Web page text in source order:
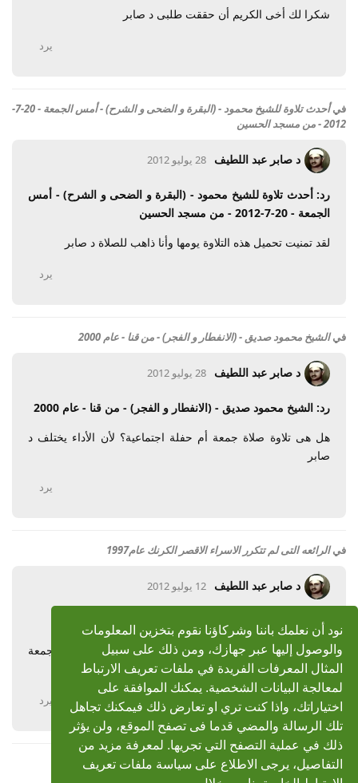
نود أن نعلمك باننا وشركاؤنا نقوم بتخزين المعلومات
والوصول إليها عبر جهازك، ومن ذلك على سبيل
المثال المعرفات الفريدة في ملفات تعريف الارتباط
لمعالجة البيانات الشخصية. يمكنك الموافقة على
اختياراتك، واذا كنت تري او تعارض ذلك فيمكنك تجاهل
تلك الرسالة والمضي قدما فى تصفح الموقع، ولن يؤثر
ذلك في عملية التصفح التي تجريها. لمعرفة مزيد من
التفاصيل، يرجى الاطلاع على سياسة ملفات تعريف
شكرا لك أخى الكريم أن حققت طلبى د صابر
يرد
في
أحدث تلاوة للشيخ محمود - (البقرة و الضحى و الشرح) - أمس الجمعة - 20-7-
2012 - من مسجد الحسين
د صابر عبد اللطيف 28 يوليو 2012
رد: أحدث تلاوة للشيخ محمود - (البقرة و الضحى و الشرح) - أمس
الجمعة - 20-7-2012 - من مسجد الحسين
لقد تمنيت تحميل هذه التلاوة يومها وأنا ذاهب للصلاة د صابر
يرد
فيالشيخ محمود صديق - (الانفطار و الفجر) - من قنا - عام 2000
د صابر عبد اللطيف 28 يوليو 2012
رد: الشيخ محمود صديق - (الانفطار و الفجر) - من قنا - عام 2000
هل هى تلاوة صلاة جمعة أم حفلة اجتماعية؟ لأن الأداء يختلف د
صابر
يرد
فيالرائعه التى لم تتكرر الاسراء الاقصر الكرنك عام1997
د صابر عبد اللطيف 12 يوليو 2012
رد: الرائعه التى لم تتكرر الاسراء الاقصر الكرنك عام1997
لماذا يختلف الشيخ محمود فى السهرات الشعبية عن الجمعة
والفجر؟ د صابر
يرد
عرض المزيد